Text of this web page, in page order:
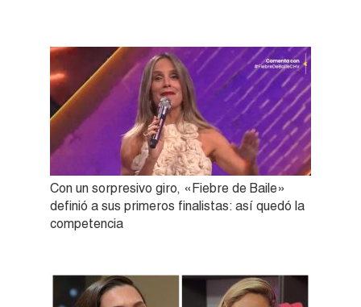
Con un sorpresivo giro, «Fiebre de Baile»
definió a sus primeros finalistas: así quedó la
competencia